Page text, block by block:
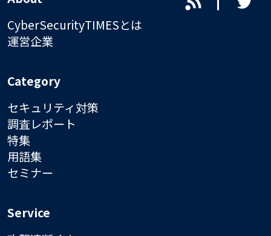
CyberSecurityTIMESとは
運営企業
Category
セキュリティ対策
調査レポート
特集
用語集
セミナー
Service